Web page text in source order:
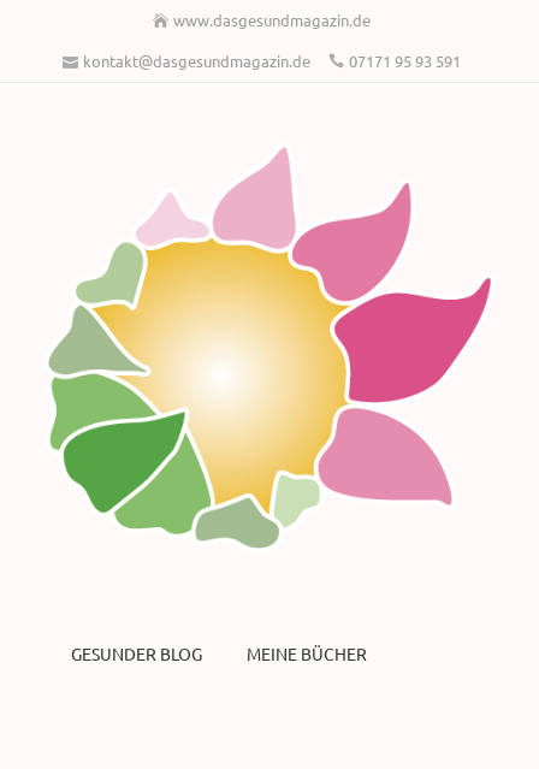
www.dasgesundmagazin.de
kontakt@dasgesundmagazin.de
07171 95 93 591
GESUNDER BLOG MEINE BÜCHER